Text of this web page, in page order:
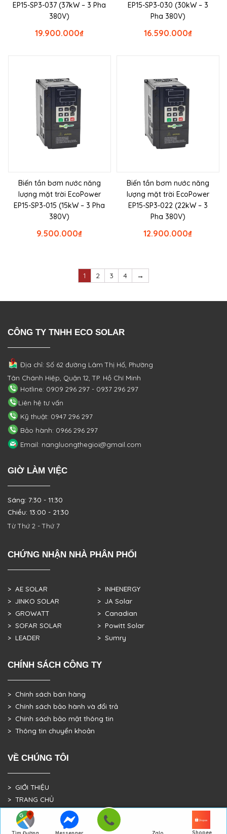
EP15-SP3-037 (37kW – 3 Pha
380V)
₫
19.900.000
EP15-SP3-030 (30kW – 3
Pha 380V)
₫
16.590.000
Biến tần bơm nước năng
lượng mặt trời EcoPower
EP15-SP3-015 (15kW – 3 Pha
380V)
₫
9.500.000
Biến tần bơm nước năng
lượng mặt trời EcoPower
EP15-SP3-022 (22kW – 3
Pha 380V)
₫
12.900.000
1 2 3 4 →
CÔNG TY TNHH ECO SOLAR
Địa chỉ: Số 62 đường Lâm Thị Hố, Phường
Tân Chánh Hiệp, Quận 12, TP. Hồ Chí Minh
Hotline: 0909 296 297 - 0937 296 297
Liên hệ tư vấn
Kỹ thuật: 0947 296 297
Bảo hành: 0966 296 297
Email: nangluongthegioi@gmail.com
GIỜ LÀM VIỆC
Sáng: 7:30 - 11:30
Chiều: 13:00 - 21:30
Từ Thứ 2 - Thứ 7
CHỨNG NHẬN NHÀ PHÂN PHỐI
> AE SOLAR
> JINKO SOLAR
> GROWATT
> SOFAR SOLAR
> LEADER
> INHENERGY
> JA Solar
> Canadian
> Powitt Solar
> Sumry
CHÍNH SÁCH CÔNG TY
> Chính sách bán hàng
> Chính sách bảo hành và đổi trả
> Chính sách bảo mật thông tin
> Thông tin chuyển khoản
VỀ CHÚNG TÔI
> GIỚI THIỆU
> TRANG CHỦ
> DỰ ÁN THỰC TẾ